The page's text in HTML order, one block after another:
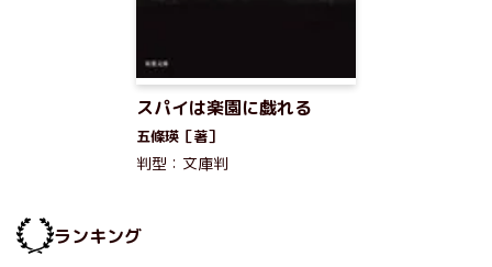
スパイは楽園に戯れる
五條瑛［著］
判型：文庫判
ランキング